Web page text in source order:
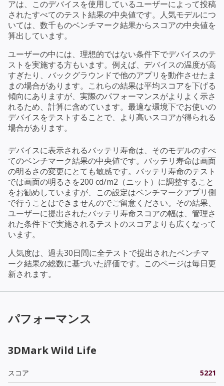
アは、このデバイスを使用しているユーザーによって投稿
されたすべてのテスト結果の中央値です。人気モデルにつ
いては、数千ものベンチマーク結果からスコアの中央値を
算出しています。
ユーザーの中には、理想的ではない条件下でデバイスのテ
ストを実施する方もいます。例えば、デバイスの温度が高
すぎたり、バックグラウンドで他のアプリを動作させたま
まの場合があります。これらの結果は平均スコアを下げる
傾向にありますが、実際のパフォーマンスがよりよく示さ
れるため、計算に含めています。最適な環境下でお使いの
デバイスをテストすることで、より高いスコアが得られる
場合があります。
デバイスに表示されるバッテリ寿命は、そのモデルのすべ
てのベンチマーク結果の中央値です。バッテリ寿命は画面
の明るさの変更にとても敏感です。バッテリ寿命のテスト
では画面の明るさを200 cd/m2（ニット）に調整すること
をお勧めしていますが、この設定はベンチマークアプリ側
で行うことはできませんのでご留意ください。その結果、
ユーザーに提出されたバッテリ寿命スコアの幅は、管理さ
れた条件下で実施されるテストのスコアよりも広くなって
います。
人気度は、過去30日間に全テストで提出されたベンチマ
ーク結果の総数に基づいた評価です。このページは毎日更
新されます。
パフォーマンス
3DMark Wild Life
スコア
5221